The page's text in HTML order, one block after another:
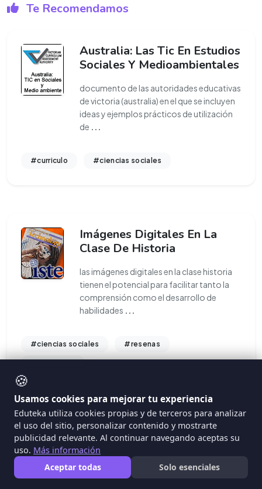
Te Recomendamos
Australia: Las Tic En Estudios
Sociales Y Medioambientales
documento de las autoridades educativas
de victoria (australia) en el que se incluyen
ideas y ejemplos prácticos de utilización
de ...
#curriculo #ciencias sociales
Imágenes Digitales En La
Clase De Historia
las imágenes digitales en la clase historia
tienen el potencial para facilitar tanto la
comprensión como el desarrollo de
habilidades ...
#ciencias sociales #resenas
🍪
Usamos cookies para mejorar tu experiencia
Eduteka utiliza cookies propias y de terceros para analizar
el uso del sitio, personalizar contenido y mostrarte
publicidad relevante. Al continuar navegando aceptas su
uso. Más información
Aceptar todas
Solo esenciales